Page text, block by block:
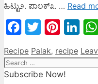
ಹಿಟ್ಟು೨. ಪಾಲಕ್೩. … Read
Facebook
Twitter
Categories
Recipe Tags
Palak, recipe
Search
for:
Subscribe Now!